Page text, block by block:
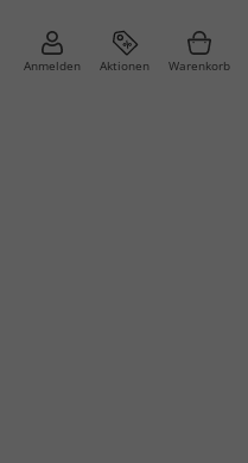
Anmelden Aktionen Warenkorb